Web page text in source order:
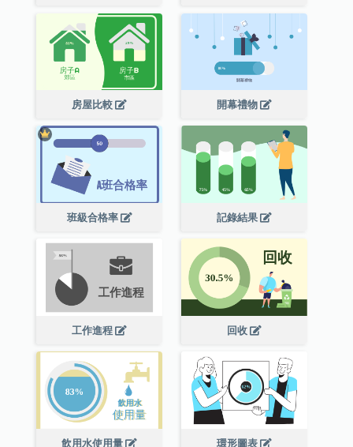
房屋比較 開幕禮物
班級合格率 記錄結果
工作進程 回收
飲用水使用量 環形圖表